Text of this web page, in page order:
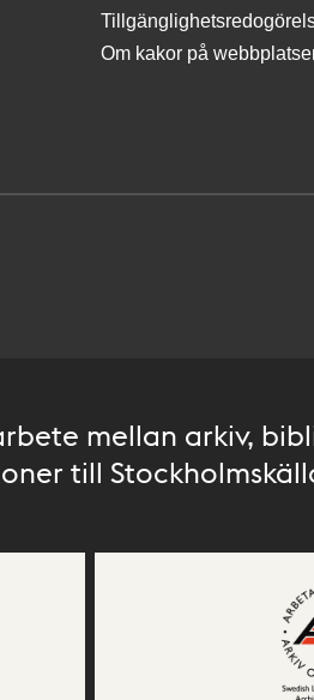
Om kakor på
mellan arkiv,
till